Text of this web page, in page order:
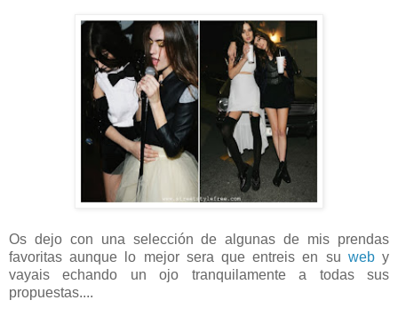
Os dejo con una selección de algunas de mis prendas
favoritas aunque lo mejor sera que entreis en su weby
vayais echando un ojo tranquilamente a todas sus
propuestas....